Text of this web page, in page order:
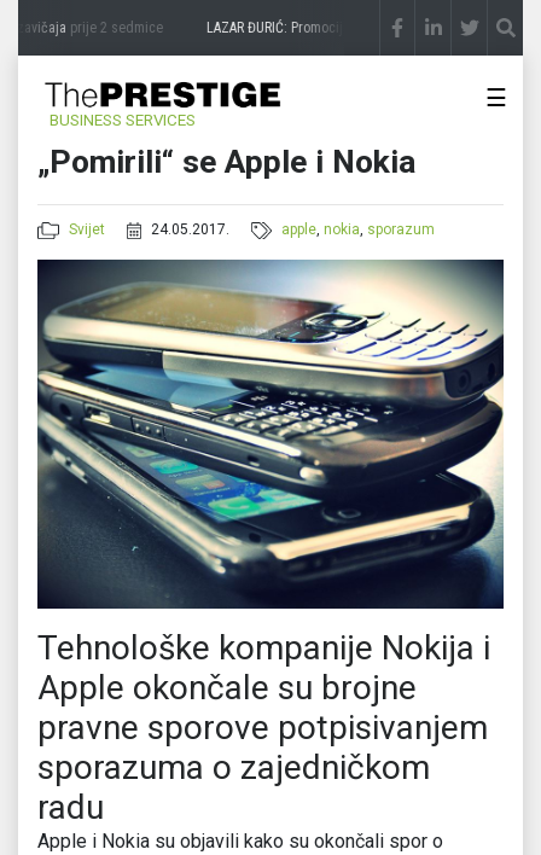
zavičajaprije 2 sedmice LAZAR ĐURIĆ: Promocija potencijal pretvara u destinaciju
BUSINESS SERVICES
☰
„Pomirili“ se Apple i Nokia
Svijet 24.05.2017. apple,nokia, sporazum
Tehnološke kompanije Nokija i
Apple okončale su brojne
pravne sporove potpisivanjem
sporazuma o zajedničkom
radu
Apple i Nokia su objavili kako su okončali spor o